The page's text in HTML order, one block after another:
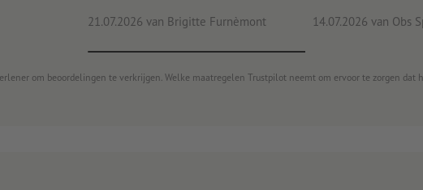
21.07.2026 van Brigitte Furnèmont 14.07.2026 van Obs
om beoordelingen te verkrijgen. Welke maatregelen Trustpilot neemt om ervoor te zorgen dat